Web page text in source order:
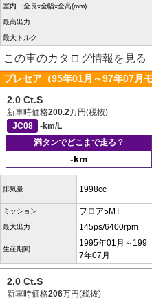
室内 全長x全幅x全高(mm)
最高出力
最大トルク
この車のカタログ情報を見る
プレセア（95年01月～97年07月
2.0 Ct.S
新車時価格200.2万円(税抜)
JC08
-km/L
満タンでどこまで走る？
-km
排気量 1998cc
ミッション フロア5MT
最大出力 145ps/6400rpm
生産期間
1995年01月～199
7年07月
2.0 Ct.S
新車時価格206万円(税抜)